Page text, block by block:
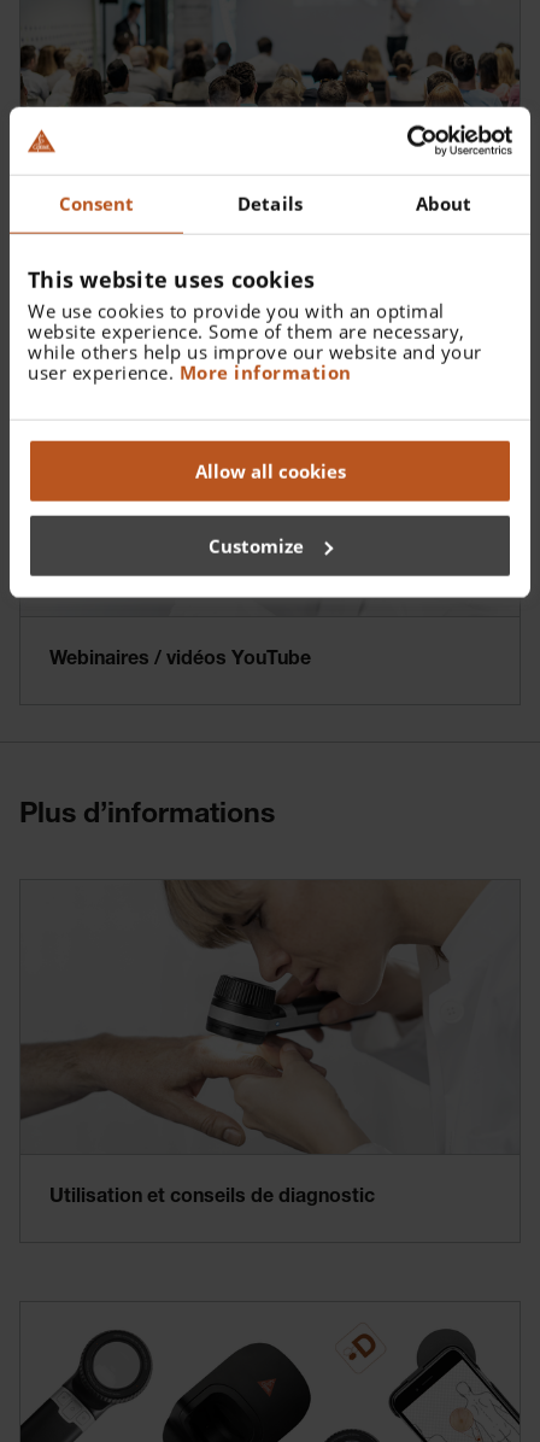
Consent Details About
This website uses cookies
We use cookies to provide you with an optimal
website experience. Some of them are necessary,
while others help us improve our website and your
user experience. More information
Allow all cookies
Customize
Sessions de formation et événements actuels
Webinaires / vidéos YouTube
Plus d’informations
Utilisation et conseils de diagnostic